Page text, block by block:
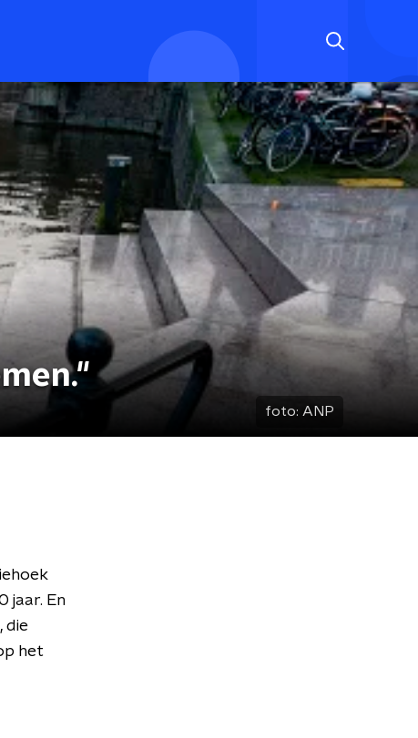
foto: ANP
jaar. En
die
het